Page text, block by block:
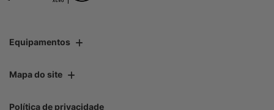
Equipamentos
Mapa do site
Política de privacidade